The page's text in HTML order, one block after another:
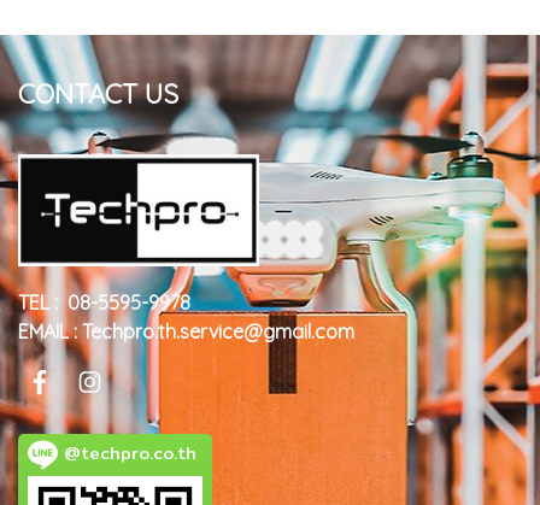
CONTACT US
TEL : 08-5595-9978
EMAIL : Techpro.th.service@gmail.com
@techpro.co.th